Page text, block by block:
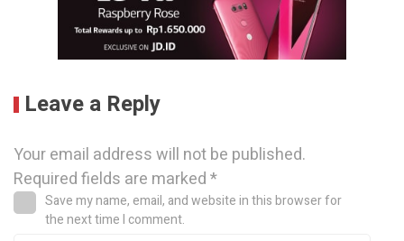
Leave a Reply
Your email address will not be published.
Required fields are marked*
Save my name, email, and website in this browser for
the next time I comment.